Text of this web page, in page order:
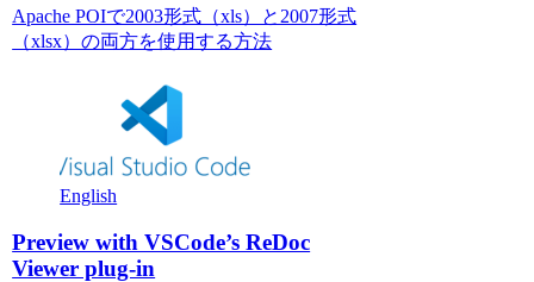
Apache POIで2003形式（xls）と2007形式
（xlsx）の両方を使用する方法
English
Preview with VSCode’s ReDoc
Viewer plug-in